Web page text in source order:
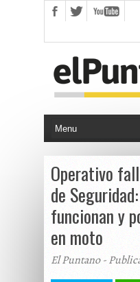
Operativo
de
funcionan y
en moto
El Puntano -